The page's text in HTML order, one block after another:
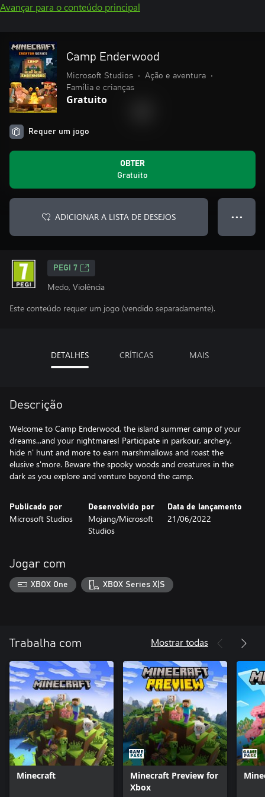
Avançar para o conteúdo principal
Camp Enderwood
Microsoft Studios • Ação e aventura
•
Família e crianças
Gratuito
Requer um jogo
OBTER
Gratuito
ADICIONAR A LISTA DE DESEJOS ● ● ●
PEGI 7
Medo, Violência
Este conteúdo requer um jogo (vendido separadamente).
DETALHES CRÍTICAS MAIS
Descrição
Welcome to Camp Enderwood, the island summer camp of your
dreams...and your nightmares! Participate in parkour, archery,
hide n' hunt and more to earn marshmallows and roast the
elusive s'more. Beware the spooky woods and creatures in the
dark as you explore and venture beyond the camp.
Publicado por
Microsoft Studios
Desenvolvido por
Mojang/Microsoft
Studios
Data de lançamento
21/06/2022
Jogar com
XBOX One XBOX Series X|S
Trabalha com Mostrar todas
Minecraft
Minecraft Preview for
Xbox